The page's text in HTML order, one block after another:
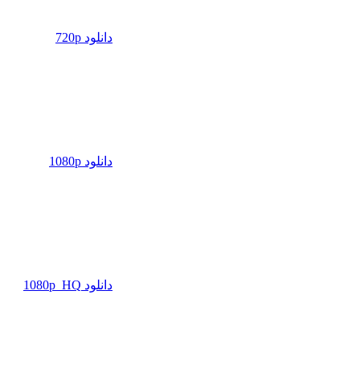
دانلود 720p
دانلود 1080p
دانلود 1080p_HQ